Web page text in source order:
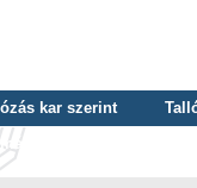
kar szerint
szerint